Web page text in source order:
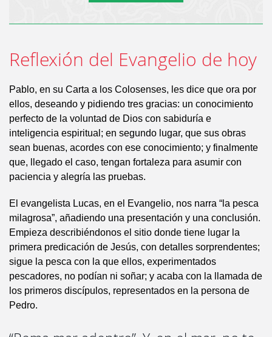
Reflexión del Evangelio de hoy
Pablo, en su Carta a los Colosenses, les dice que ora por
ellos, deseando y pidiendo tres gracias: un conocimiento
perfecto de la voluntad de Dios con sabiduría e
inteligencia espiritual; en segundo lugar, que sus obras
sean buenas, acordes con ese conocimiento; y finalmente
que, llegado el caso, tengan fortaleza para asumir con
paciencia y alegría las pruebas.
El evangelista Lucas, en el Evangelio, nos narra “la pesca
milagrosa”, añadiendo una presentación y una conclusión.
Empieza describiéndonos el sitio donde tiene lugar la
primera predicación de Jesús, con detalles sorprendentes;
sigue la pesca con la que ellos, experimentados
pescadores, no podían ni soñar; y acaba con la llamada de
los primeros discípulos, representados en la persona de
Pedro.